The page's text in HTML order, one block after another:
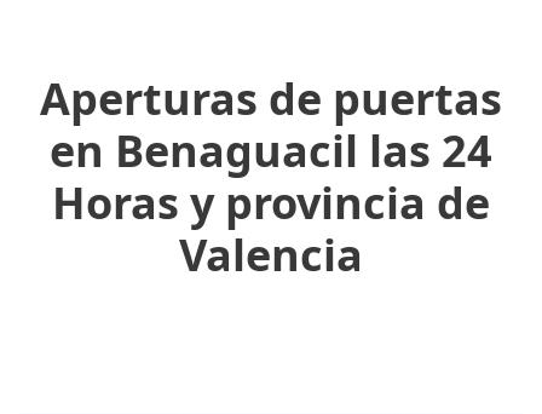
Aperturas de puertas
en Benaguacil las 24
Horas y provincia de
Valencia